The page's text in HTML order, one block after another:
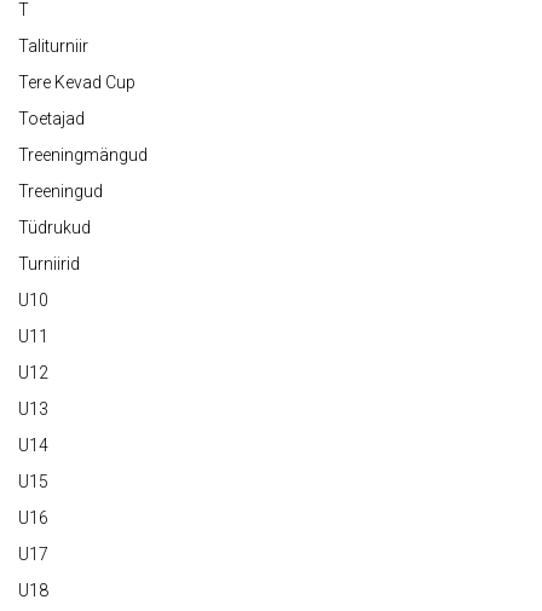
T
Taliturniir
Tere Kevad Cup
Toetajad
Treeningmängud
Treeningud
Tüdrukud
Turniirid
U10
U11
U12
U13
U14
U15
U16
U17
U18